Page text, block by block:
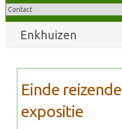
Enkhuizen
Einde reizende
expositie